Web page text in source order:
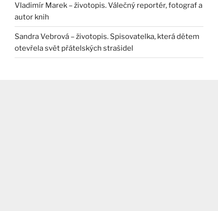
Vladimír Marek – životopis. Válečný reportér, fotograf a
autor knih
Sandra Vebrová – životopis. Spisovatelka, která dětem
otevřela svět přátelských strašidel